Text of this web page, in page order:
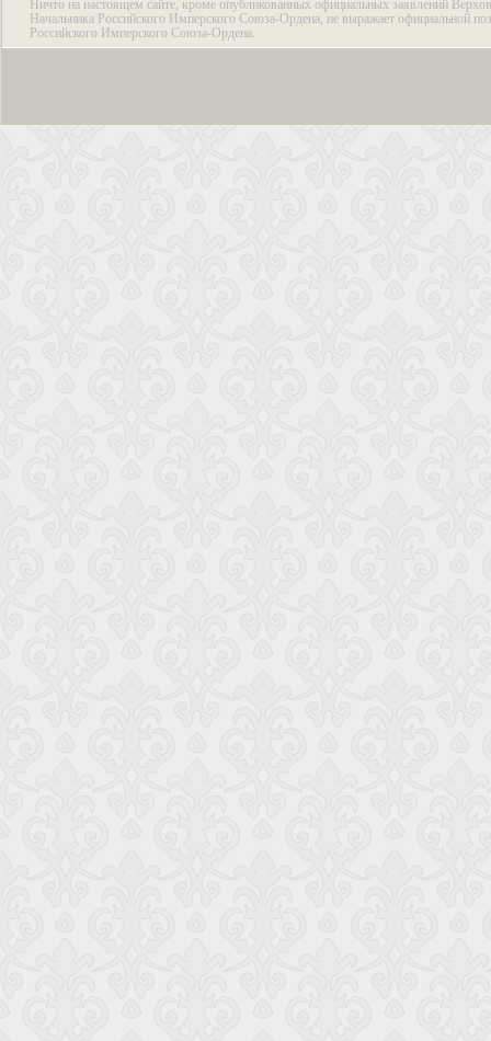
Ничто на настоящем сайте, кроме опубликованных официальных заявлений
Начальника Российского Имперского Союза-Ордена, не выражает официальной
Российского Имперского Союза-Ордена.